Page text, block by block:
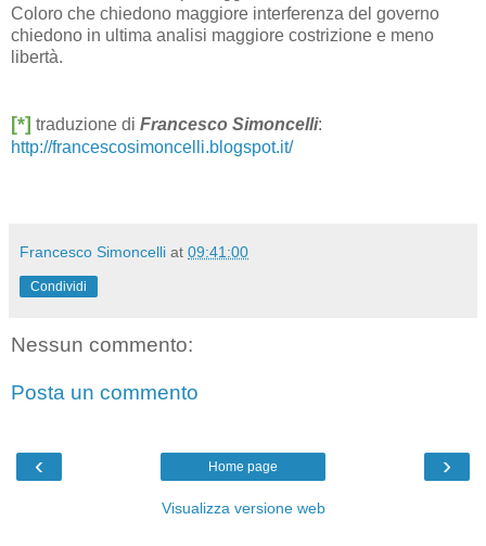
Coloro che chiedono maggiore interferenza del governo
chiedono in ultima analisi maggiore costrizione e meno
libertà.
[*] traduzione di Francesco Simoncelli:
http://francescosimoncelli.blogspot.it/
Francesco Simoncelli at 09:41:00
Condividi
Nessun commento:
Posta un commento
‹ ›
Home page
Visualizza versione web